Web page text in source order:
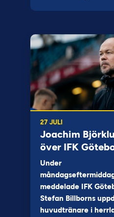
27 JULI
Joachim
över IFK
Under
meddelade IFK
Stefan Billborns
huvudtränare i